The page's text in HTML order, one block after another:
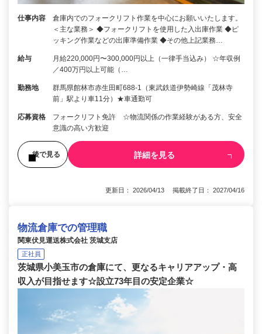
仕事内容
倉庫内でのフォークリフト作業を中心にお願いいたします。
＜主な業務＞ ◆フォークリフトを使用した入出庫作業 ◆ピ
ッキング作業などの出庫準備作業 ◆その他上記業務…
給与
月給220,000円〜300,000円以上（一律手当込み） ☆年収例
／400万円以上可能（…
勤務地
群馬県館林市赤生田町688-1（東武鉄道伊勢崎線「茂林寺
前」駅より車11分）★車通勤可
応募資格
フォークリフト免許 ☆物流関係の作業経験がある方、安全
意識の高い方歓迎
後で見る 詳細を見る
更新日： 2026/04/13 掲載終了日： 2027/04/16
物流倉庫での管理職
関東伏見運送株式会社 茨城支店
正社員
茨城県小美玉市の倉庫にて、更なるキャリアアップ・高
収入が目指せます☆設立73年目の安定企業☆